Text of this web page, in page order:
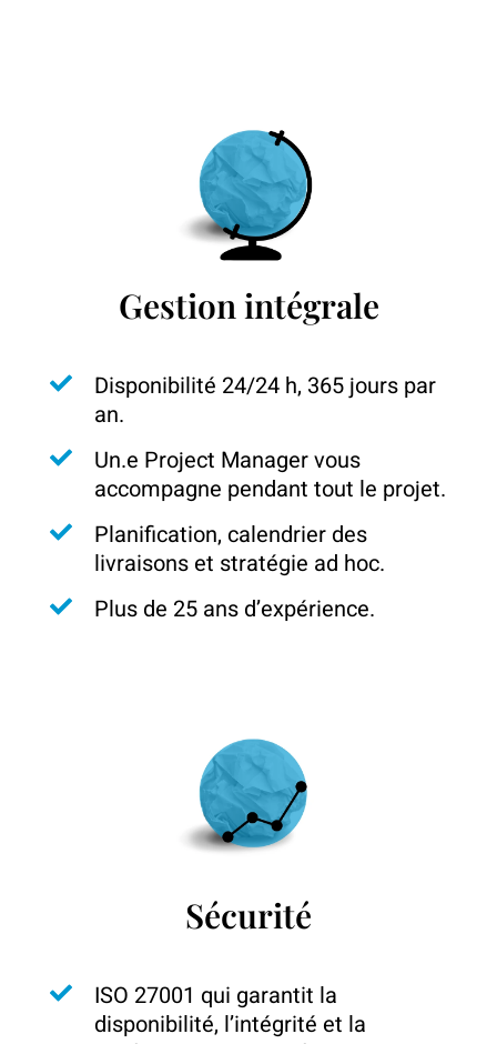
Gestion intégrale
Disponibilité 24/24 h, 365 jours par
an.
Un.e Project Manager vous
accompagne pendant tout le projet.
Planification, calendrier des
livraisons et stratégie ad hoc.
Plus de 25 ans d’expérience.
Sécurité
ISO 27001 qui garantit la
disponibilité, l’intégrité et la